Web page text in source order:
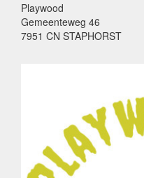
Playwood
Gemeenteweg 46
7951 CN STAPHORST